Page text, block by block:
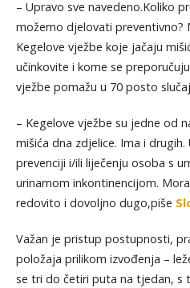
– Upravo sve navedeno.Koliko
možemo djelovati preventivno?
Kegelove vježbe koje jačaju
učinkovite i kome se
vježbe pomažu u 70 posto
–​ Kegelove vježbe su jedne od
mišića dna zdjelice. Ima i
prevenciji i/ili liječenju osoba s
urinarnom inkontinencijom.
redovito i dovoljno dugo,piše
Važan je pristup postupnosti,
položaja prilikom izvođenja –
se tri do četiri puta na tjedan, s